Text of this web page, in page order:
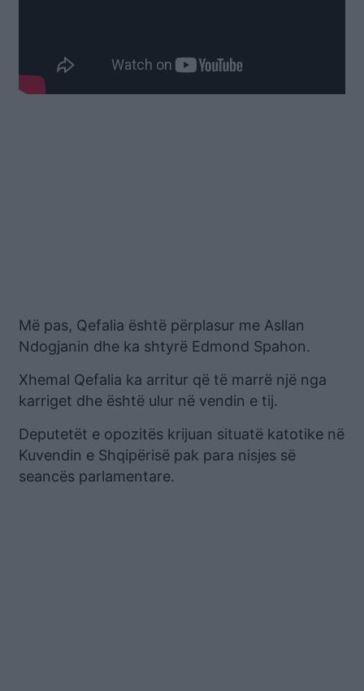
Më pas, Qefalia është përplasur me Asllan
Ndogjanin dhe ka shtyrë Edmond Spahon.
Xhemal Qefalia ka arritur që të marrë një nga
karriget dhe është ulur në vendin e tij.
Deputetët e opozitës krijuan situatë katotike në
Kuvendin e Shqipërisë pak para nisjes së
seancës parlamentare.